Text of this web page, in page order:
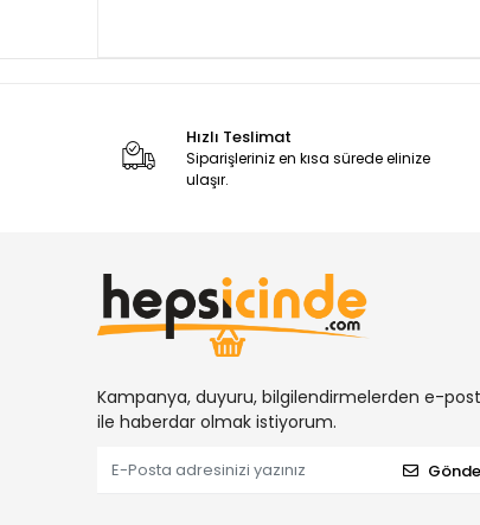
Hızlı Teslimat
Siparişleriniz en kısa sürede elinize
ulaşır.
Kampanya, duyuru, bilgilendirmelerden e-
ile haberdar olmak istiyorum.